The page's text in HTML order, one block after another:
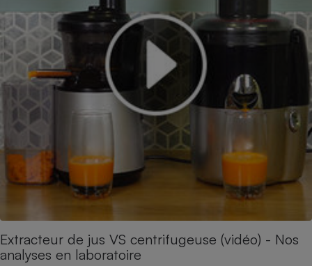
Extracteur de jus VS centrifugeuse (vidéo) - Nos
analyses en laboratoire